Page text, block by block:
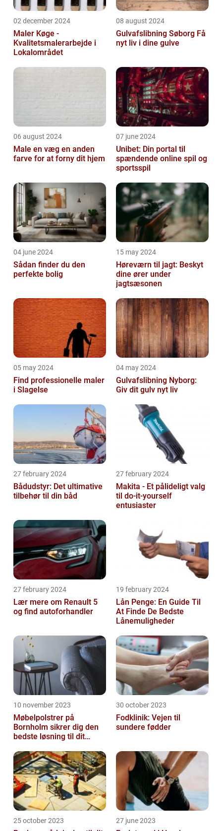
02 december 2024
Maler Køge -
Kvalitetsmalerarbejde i
Lokalområdet
08 august 2024
Gulvafslibning Søborg Få
nyt liv i dine gulve
06 august 2024
Male en væg en anden
farve for at forny dit hjem
07 june 2024
Unibet: Din portal til
spændende online spil og
sportsspil
04 june 2024
Sådan finder du den
perfekte bolig
15 may 2024
Høreværn til jagt: Beskyt
dine ører under
jagtsæsonen
05 may 2024
Find professionelle maler
i Slagelse
04 may 2024
Gulvafslibning Nyborg:
Giv dit gulv nyt liv
27 february 2024
Bådudstyr: Det ultimative
tilbehør til din båd
27 february 2024
Makita - Et pålideligt valg
til do-it-yourself
entusiaster
27 february 2024
Lær mere om Renault 5
og find autoforhandler
19 february 2024
Lån Penge: En Guide Til
At Finde De Bedste
Lånemuligheder
10 november 2023
Møbelpolstrer på
Bornholm sikrer dig den
bedste løsning til dit
30 october 2023
Fodklinik: Vejen til
sundere fødder
25 october 2023 27 june 2023